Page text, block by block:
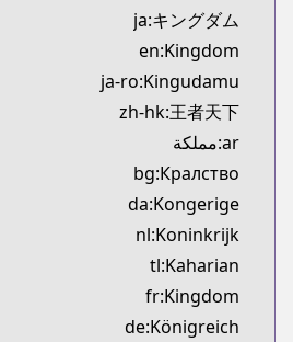
Kitsu
Kitsu
kitsu.app/manga/3480
CDJapan
CDJapan
product/NEOBK-31748
MangaUpdates
MangaUpdates
series.html?id=14444
Book☆Walker
series/12466
Official Site
ja:キングダム
en:Kingdom
ja-ro:Kingudamu
zh-hk:王者天下
ar:مملكة
bg:Кралство
da:Kongerige
nl:Koninkrijk
tl:Kaharian
fr:Kingdom
de:Königreich